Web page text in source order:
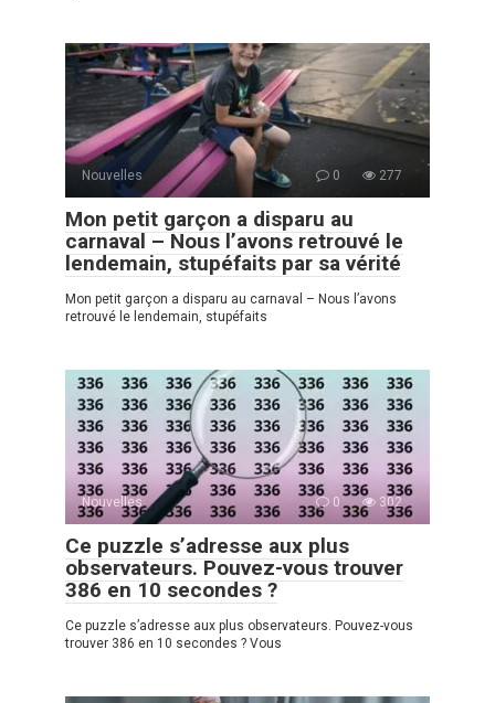
Nouvelles 0 277
Mon petit garçon a disparu au
carnaval – Nous l’avons retrouvé le
lendemain, stupéfaits par sa vérité
Mon petit garçon a disparu au carnaval – Nous l’avons
retrouvé le lendemain, stupéfaits
Nouvelles 0 302
Ce puzzle s’adresse aux plus
observateurs. Pouvez-vous trouver
386 en 10 secondes ?
Ce puzzle s’adresse aux plus observateurs. Pouvez-vous
trouver 386 en 10 secondes ? Vous